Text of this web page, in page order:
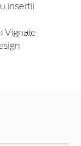
insertii
Vignale